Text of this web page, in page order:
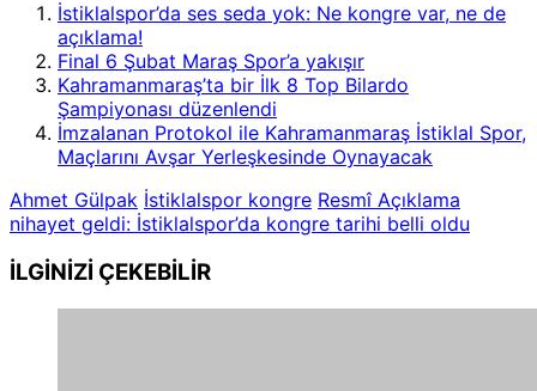
İstiklalspor’da ses seda yok: Ne kongre var, ne de
açıklama!
Final 6 Şubat Maraş Spor’a yakışır
Kahramanmaraş’ta bir İlk 8 Top Bilardo
Şampiyonası düzenlendi
İmzalanan Protokol ile Kahramanmaraş İstiklal Spor,
Maçlarını Avşar Yerleşkesinde Oynayacak
Ahmet Gülpak İstiklalspor kongre Resmî Açıklama
nihayet geldi: İstiklalspor’da kongre tarihi belli oldu
İLGİNİZİ ÇEKEBİLİR